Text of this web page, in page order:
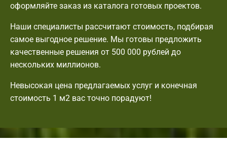
оформляйте заказ из каталога готовых проектов.
Наши специалисты рассчитают стоимость, подбирая
самое выгодное решение. Мы готовы предложить
качественные решения от 500 000 рублей до
нескольких миллионов.
Невысокая цена предлагаемых услуг и конечная
стоимость 1 м2 вас точно порадуют!